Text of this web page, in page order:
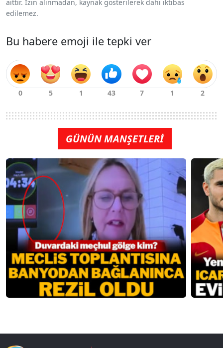
aittir. İzin alınmadan, kaynak gösterilerek dahi iktibas
edilemez.
Bu habere emoji ile tepki ver
GÜNÜN MANŞETLERİ